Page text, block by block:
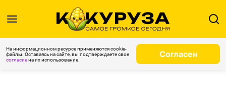
На информационном ресурсе применяются cookie-
файлы. Оставаясь на сайте, вы подтверждаете свое
согласиена их использование.
Согласен